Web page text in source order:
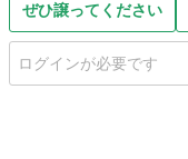
ぜひ譲ってください